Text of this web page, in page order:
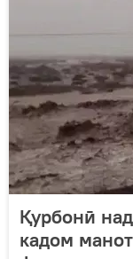
Қурбонӣ
кадом